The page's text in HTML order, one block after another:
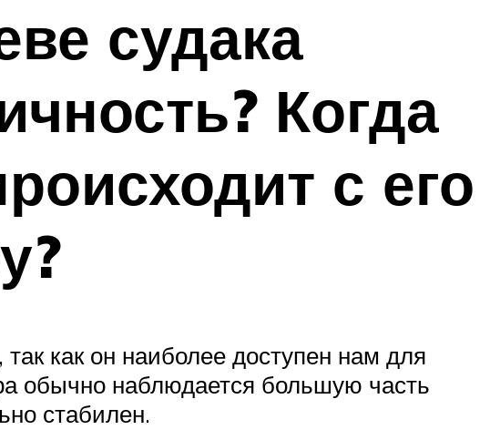
судака
Когда
с его
как он наиболее доступен нам для
обычно наблюдается большую часть
стабилен.